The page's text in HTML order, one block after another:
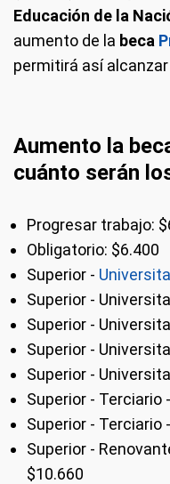
Educación de la
aumento de la beca
permitirá así alcanzar
Aumento la
cuánto serán
Progresar trabajo:
Obligatorio: $6.400
Superior -
Superior -
Superior -
Superior -
Superior -
Superior - Terciario
Superior - Terciario
Superior -
$10.660